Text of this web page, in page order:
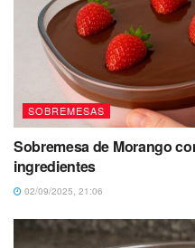
SOBREMESAS
Sobremesa de Morango
ingredientes
02/09/2025, 21:06